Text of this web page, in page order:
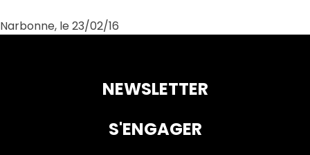
Narbonne, le 23/02/16
NEWSLETTER
S'ENGAGER